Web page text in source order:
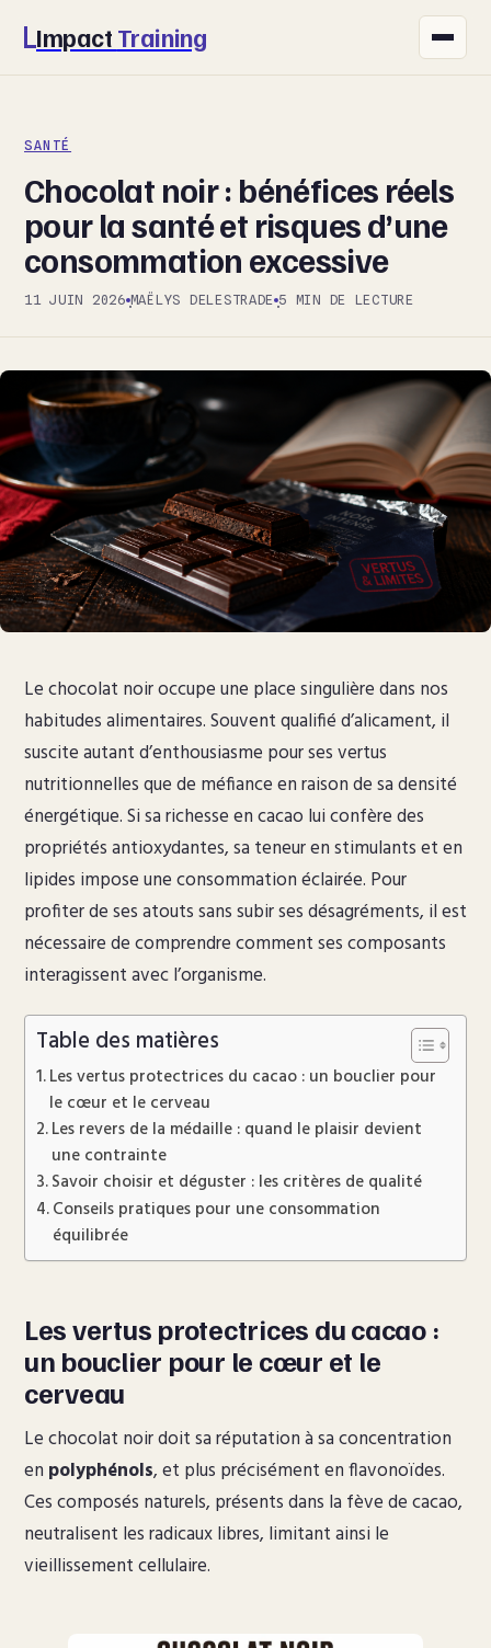
Impact Training
NUTRITION
SPORT
SANTÉ
Chocolat noir : bénéfices réels
pour la santé et risques d’une
consommation excessive
11 JUIN 2026·MAËLYS DELESTRADE·5 MIN DE LECTURE
Le chocolat noir occupe une place singulière dans nos
habitudes alimentaires. Souvent qualifié d’alicament, il
suscite autant d’enthousiasme pour ses vertus
nutritionnelles que de méfiance en raison de sa densité
énergétique. Si sa richesse en cacao lui confère des
propriétés antioxydantes, sa teneur en stimulants et en
lipides impose une consommation éclairée. Pour
profiter de ses atouts sans subir ses désagréments, il est
nécessaire de comprendre comment ses composants
interagissent avec l’organisme.
Table des matières
Les vertus protectrices du cacao : un bouclier pour
le cœur et le cerveau
Les revers de la médaille : quand le plaisir devient
une contrainte
Savoir choisir et déguster : les critères de qualité
Conseils pratiques pour une consommation
équilibrée
Les vertus protectrices du cacao :
un bouclier pour le cœur et le
cerveau
Le chocolat noir doit sa réputation à sa concentration
en polyphénols, et plus précisément en flavonoïdes.
Ces composés naturels, présents dans la fève de cacao,
neutralisent les radicaux libres, limitant ainsi le
vieillissement cellulaire.